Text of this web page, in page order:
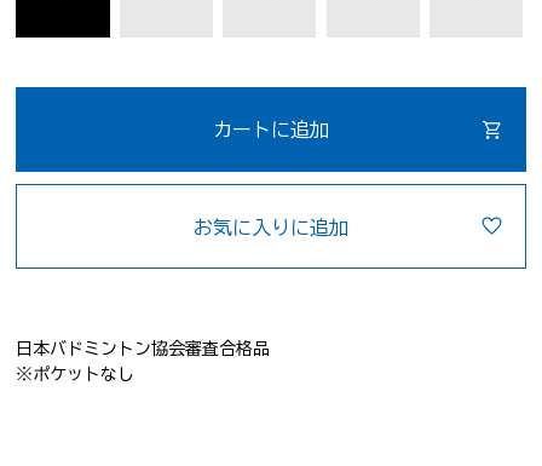
カートに追加
お気に入りに追加
日本バドミントン協会審査合格品
※ポケットなし